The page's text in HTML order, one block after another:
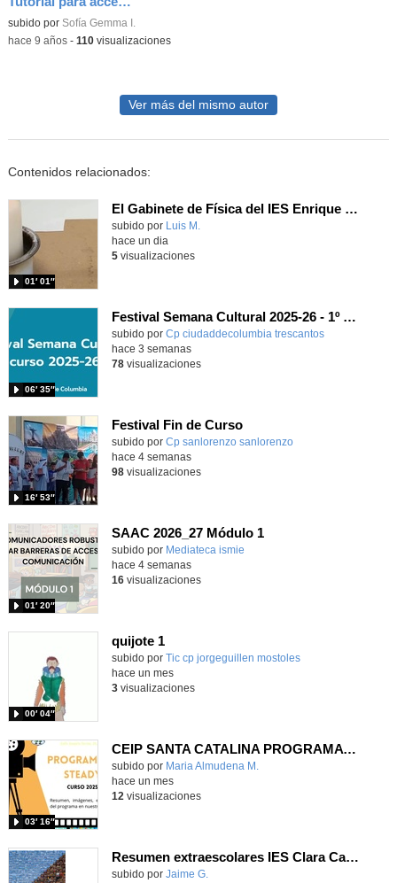
subido por Sofía Gemma I.
-hace 9 años- 110visualizaciones
Ver más del mismo autor
Contenidos relacionados:
El Gabinete de Física del IES Enrique Tierno Galván de Parla (Curso 25-26)
Contenido educativo.
subido por Luis M.
01′ 01″
hace un dia
5visualizaciones
Festival Semana Cultural 2025-26 - 1º Primaria
subido por Cp ciudaddecolumbia trescantos
06′ 35″
-
hace 3 semanas
78visualizaciones
Festival Fin de Curso
Contenido educativo.
subido por Cp sanlorenzo sanlorenzo
16′ 53″
-
hace 4 semanas
98visualizaciones
SAAC 2026_27 Módulo 1
subido por Mediateca ismie
01′ 20″
hace 4 semanas
16visualizaciones
quijote 1
subido por Tic cp jorgeguillen mostoles
00′ 04″
-
hace un mes
3visualizaciones
CEIP SANTA CATALINA PROGRAMA READY, STEADY, GO! 2025-26
Contenido educativo.
subido por Maria Almudena M.
03′ 16″
hace un mes
12 visualizaciones
Resumen extraescolares IES Clara Campoamor 25-26
subido por Jaime G.